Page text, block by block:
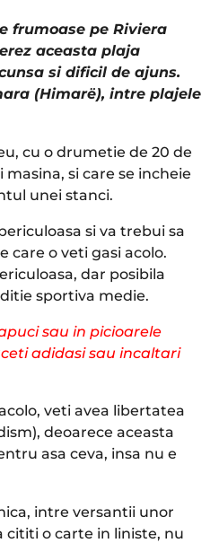
frumoase pe Riviera
aceasta plaja
si dificil de ajuns.
(Himarë), intre plajele
cu o drumetie de 20 de
si care se incheie
unei stanci.
si va trebui sa
care o veti gasi acolo.
dar posibila
sportiva medie.
sau in picioarele
adidasi sau incaltari
veti avea libertatea
deoarece aceasta
asa ceva, insa nu e
intre versantii unor
cititi o carte in liniste, nu